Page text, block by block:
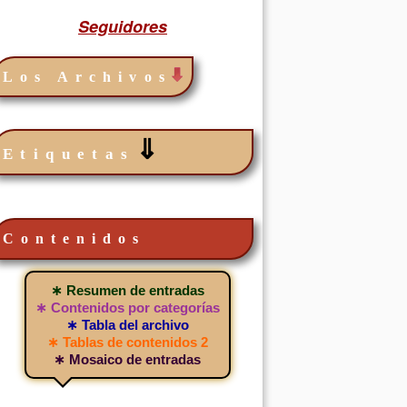
Seguidores
Los Archivos
Etiquetas ⇓
Contenidos
∗ Resumen de entradas
∗ Contenidos por categorías
∗ Tabla del archivo
∗ Tablas de contenidos 2
∗ Mosaico de entradas